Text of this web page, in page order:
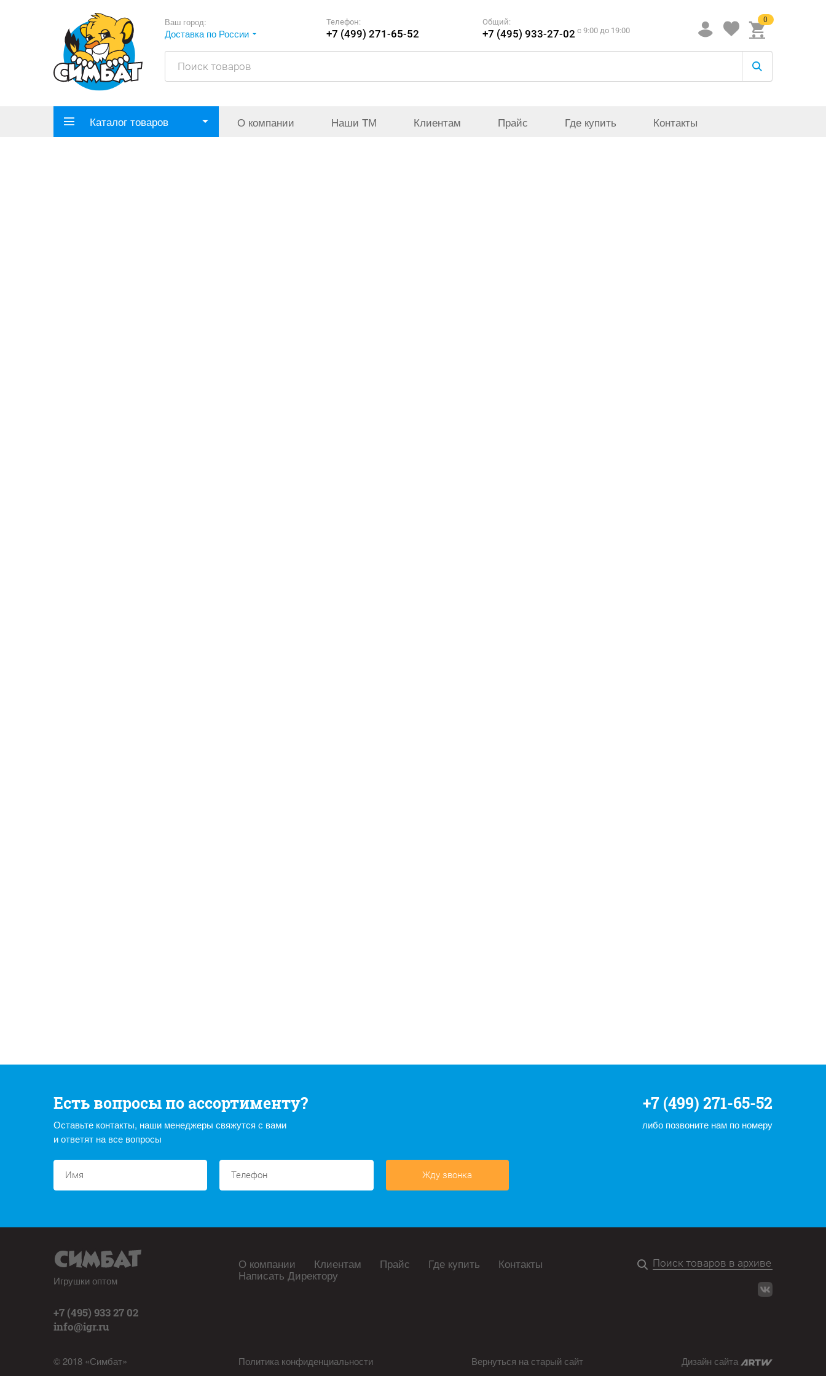
Ваш город:
Доставка по России
Телефон:
+7 (499) 271-65-52
Общий:
+7 (495) 933-27-02 c 9:00 до 19:00
0
Каталог товаров О компании Наши ТМ Клиентам Прайс Где купить Контакты
Есть вопросы по ассортименту?
Оставьте контакты, наши менеджеры свяжутся с вами
и ответят на все вопросы
+7 (499) 271-65-52
либо позвоните нам по номеру
Жду звонка
Игрушки оптом
+7 (495) 933 27 02
info@igr.ru
© 2018 «Симбат»
О компании Клиентам Прайс Где купить Контакты
Написать Директору
Политика конфиденциальности Вернуться на старый сайт Дизайн сайта